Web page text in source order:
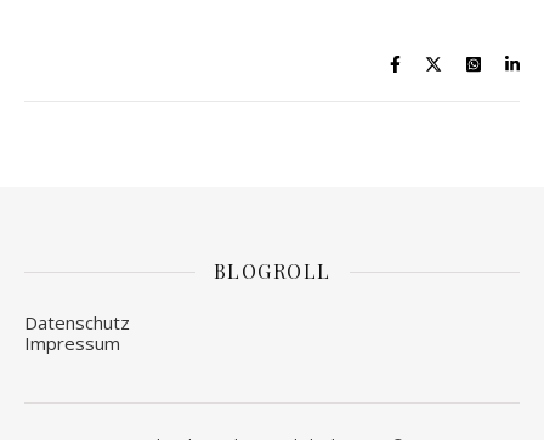
BLOGROLL
Datenschutz
Impressum